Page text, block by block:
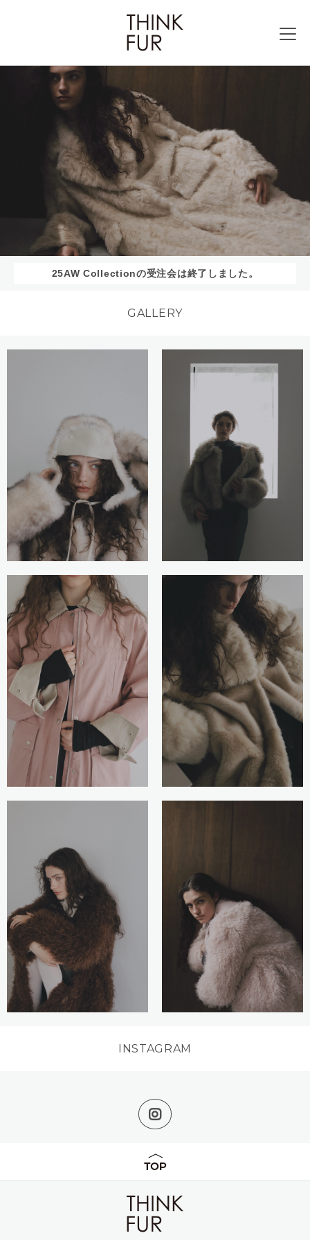
25AW Collectionの受注会は終了しました。
GALLERY
INSTAGRAM